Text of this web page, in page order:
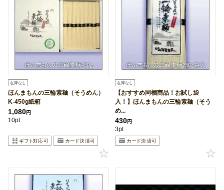
在庫なし
ほんまもんの三輪素麺（そうめん）
K-450g紙箱
1,080円
10pt
在庫なし
【おすすめ同梱商品！お試し袋
入！】ほんまもんの三輪素麺（そう
め...
430円
3pt